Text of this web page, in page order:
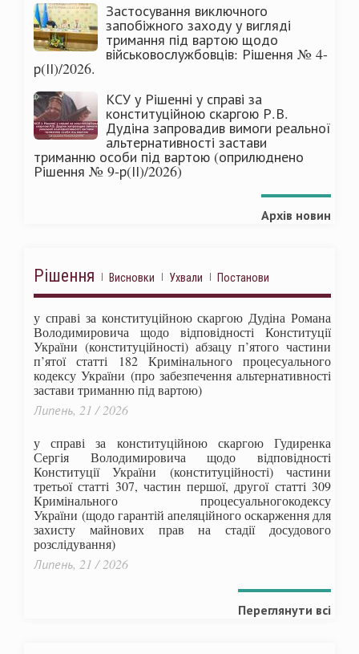
Застосування виключного
запобіжного заходу у вигляді
тримання під вартою щодо
військовослужбовців: Рішення № 4-
р(ІІ)/2026.
КСУ у Рішенні у справі за
конституційною скаргою Р.В.
Дудіна запровадив вимоги реальної
альтернативності застави
триманню особи під вартою (оприлюднено
Рішення № 9-р(ІІ)/2026)
Архів новин
Рішення Висновки Ухвали Постанови
у справі за конституційною скаргою Дудіна Романа
Володимировича щодо відповідності Конституції
України (конституційності) абзацу п’ятого частини
п’ятої статті 182 Кримінального процесуального
кодексу України (про забезпечення альтернативності
застави триманню під вартою)
Липень, 21 / 2026
у справі за конституційною скаргою Гудиренка
Сергія Володимировича щодо відповідності
Конституції України (конституційності) частини
третьої статті 307, частин першої, другої статті 309
Кримінального процесуальногокодексу
України (щодо гарантій апеляційного оскарження для
захисту майнових прав на стадії досудового
розслідування)
Липень, 21 / 2026
Переглянути всі